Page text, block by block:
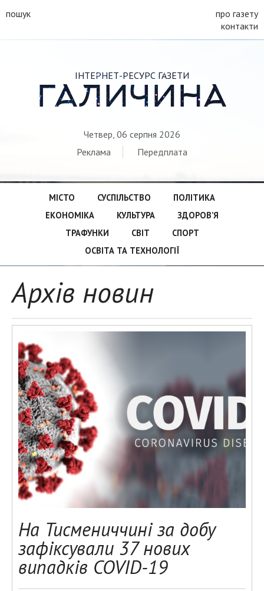
пошук
про газету
контакти
ІНТЕРНЕТ-РЕСУРС ГАЗЕТИ
ГАЛИЧИНА
Четвер, 06 серпня 2026
Реклама
Передплата
МІСТО СУСПІЛЬСТВО
ПОЛІТИКА
ЕКОНОМІКА
КУЛЬТУРА
ЗДОРОВ’Я
ТРАФУНКИ
СВІТ
СПОРТ
ОСВІТА ТА ТЕХНОЛОГІЇ
Архів новин
На Тисмениччині за добу
зафіксували 37 нових
випадків COVID-19